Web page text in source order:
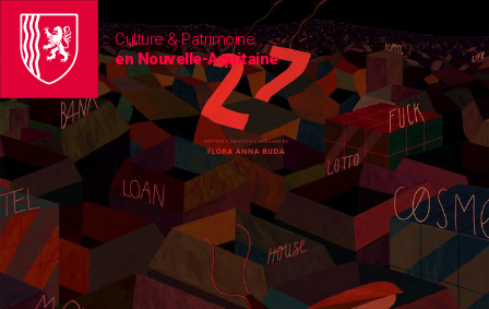
Culture & Patrimoine
en Nouvelle-Aquitaine